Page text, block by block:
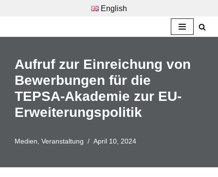
English
Aufruf zur Einreichung von
Bewerbungen für die
TEPSA-Akademie zur EU-
Erweiterungspolitik
Medien Veranstaltung April 10, 2024